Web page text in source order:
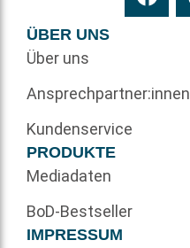
ÜBER UNS
Über uns
Ansprechpartner:innen
Kundenservice
PRODUKTE
Mediadaten
BoD-Bestseller
IMPRESSUM